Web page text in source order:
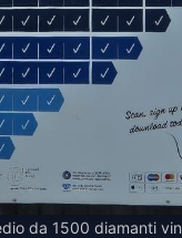
da 1500 diamanti